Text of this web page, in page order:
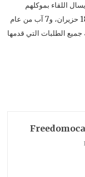
اللقاء بموكلهم
أوجلان بعد 8 أعوام، في 2 و22 أيار، و12 و18 حزيران، و7 آب من عام
جميع الطلبات التي قدمها